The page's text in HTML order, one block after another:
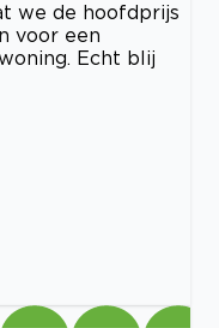
we de hoofdprijs
voor een
Echt blij